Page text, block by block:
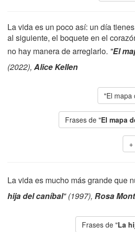
La vida es un poco así: un día
al siguiente, el boquete en el
no hay manera de arreglarlo. "El
(2022), Alice Kellen
"El mapa
Frases de "El mapa
La vida es mucho más grande que
hija del caníbal" (1997), Rosa
Frases de "La